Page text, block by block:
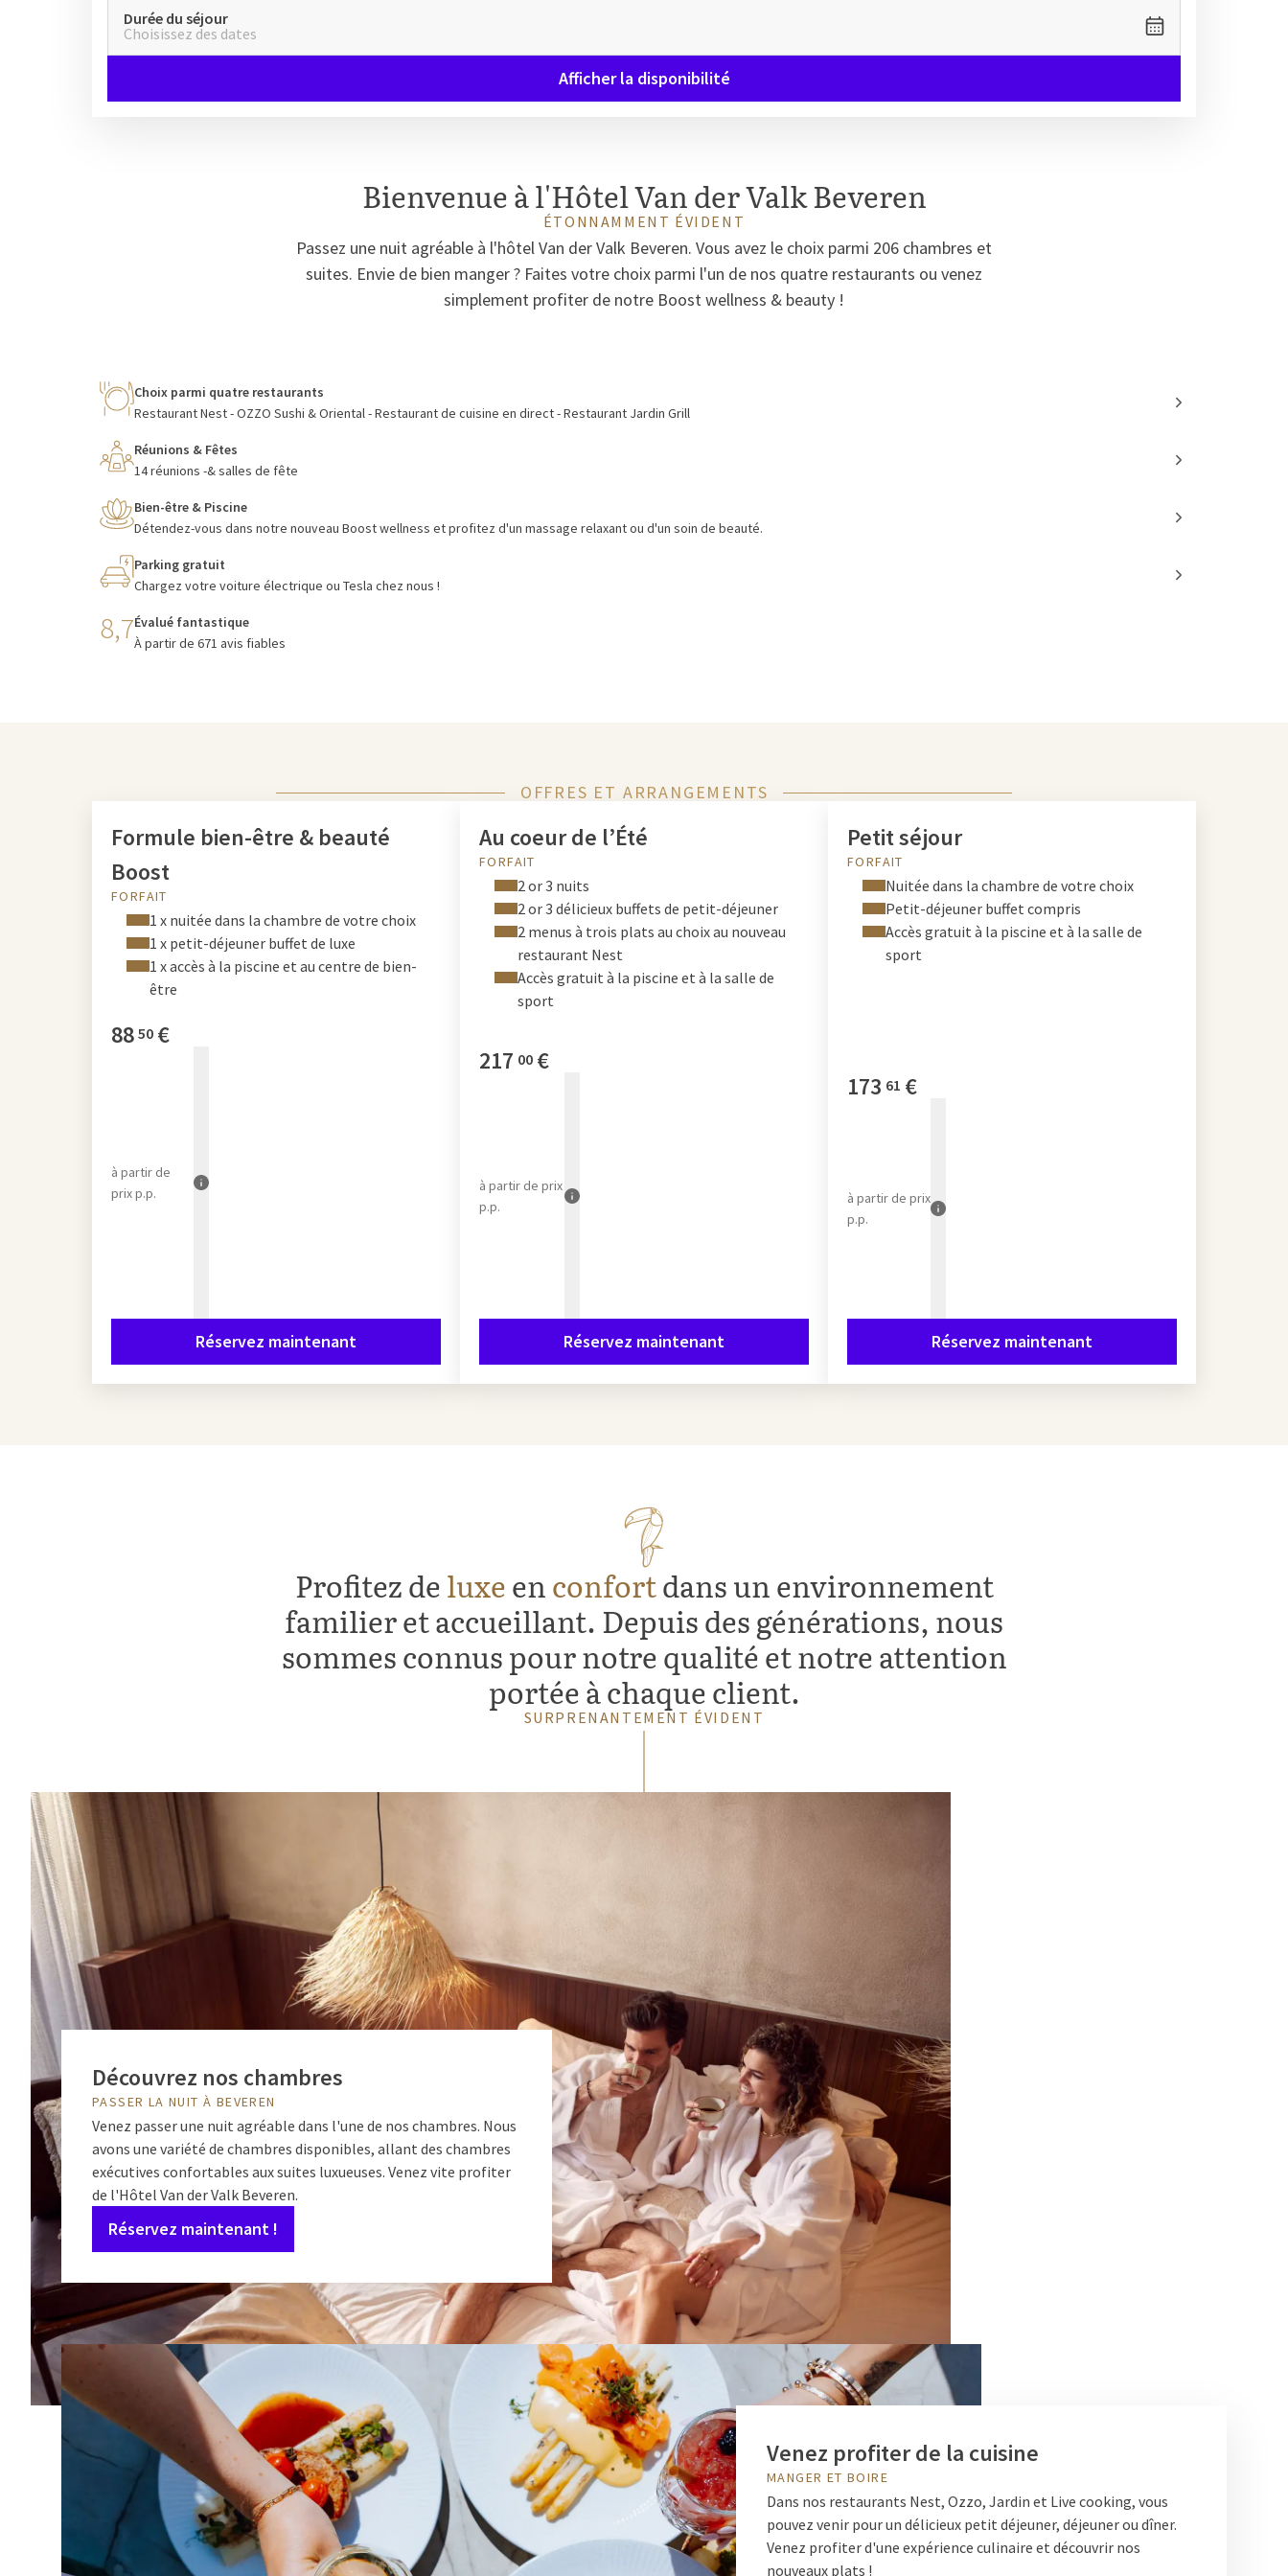
Durée du séjour
Choisissez des dates
Afficher la disponibilité
Bienvenue à l'Hôtel Van der Valk Beveren
ÉTONNAMMENT ÉVIDENT
Passez une nuit agréable à l'hôtel Van der Valk Beveren. Vous avez le choix parmi 206 chambres et
suites. Envie de bien manger ? Faites votre choix parmi l'un de nos quatre restaurants ou venez
simplement profiter de notre Boost wellness & beauty !
Choix parmi quatre restaurants
Restaurant Nest - OZZO Sushi & Oriental - Restaurant de cuisine en direct - Restaurant Jardin Grill
Réunions & Fêtes
14 réunions -& salles de fête
Bien-être & Piscine
Détendez-vous dans notre nouveau Boost wellness et profitez d'un massage relaxant ou d'un soin de beauté.
Parking gratuit
Chargez votre voiture électrique ou Tesla chez nous !
8,7Évalué fantastique
À partir de 671 avis fiables
OFFRES ET ARRANGEMENTS
Formule bien-être & beauté
Boost
FORFAIT
1 x nuitée dans la chambre de votre choix
1 x petit-déjeuner buffet de luxe
1 x accès à la piscine et au centre de bien-
être
88 50 €
à partir de
prix p.p.
Réservez maintenant
Au coeur de l’Été
FORFAIT
2 or 3 nuits
2 or 3 délicieux buffets de petit-déjeuner
2 menus à trois plats au choix au nouveau
restaurant Nest
Accès gratuit à la piscine et à la salle de
sport
217 00 €
à partir de prix
p.p.
Réservez maintenant
Petit séjour
FORFAIT
Nuitée dans la chambre de votre choix
Petit-déjeuner buffet compris
Accès gratuit à la piscine et à la salle de
sport
173 61 €
à partir de prix
p.p.
Réservez maintenant
Profitez deluxeenconfortdans un environnement
familier et accueillant. Depuis des générations, nous
sommes connus pour notre qualité et notre attention
portée à chaque client.
SURPRENANTEMENT ÉVIDENT
Découvrez nos chambres
PASSER LA NUIT À BEVEREN
Venez passer une nuit agréable dans l'une de nos chambres. Nous
avons une variété de chambres disponibles, allant des chambres
exécutives confortables aux suites luxueuses. Venez vite profiter
de l'Hôtel Van der Valk Beveren.
Réservez maintenant !
Venez profiter de la cuisine
MANGER ET BOIRE
Dans nos restaurants Nest, Ozzo, Jardin et Live cooking, vous
pouvez venir pour un délicieux petit déjeuner, déjeuner ou dîner.
Venez profiter d'une expérience culinaire et découvrir nos
nouveaux plats !